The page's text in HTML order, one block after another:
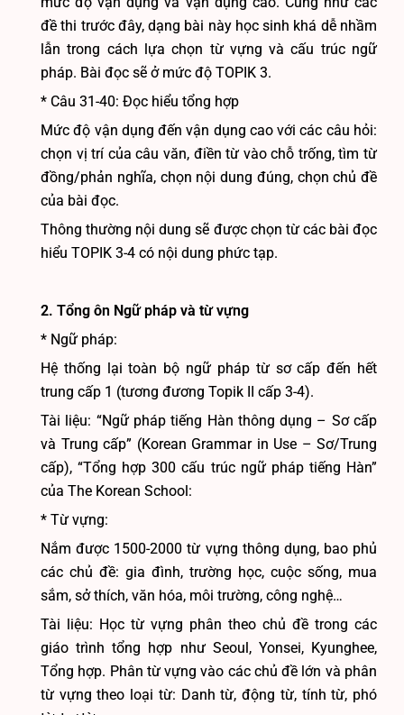
đề thi trước đây, dạng bài này học sinh khá dễ nhầm
lẫn trong cách lựa chọn từ vựng và cấu trúc ngữ
pháp. Bài đọc sẽ ở mức độ TOPIK 3.
* Câu 31-40: Đọc hiểu tổng hợp
Mức độ vận dụng đến vận dụng cao với các câu hỏi:
chọn vị trí của câu văn, điền từ vào chỗ trống, tìm từ
đồng/phản nghĩa, chọn nội dung đúng, chọn chủ đề
của bài đọc.
Thông thường nội dung sẽ được chọn từ các bài đọc
hiểu TOPIK 3-4 có nội dung phức tạp.
2. Tổng ôn Ngữ pháp và từ vựng
* Ngữ pháp:
Hệ thống lại toàn bộ ngữ pháp từ sơ cấp đến hết
trung cấp 1 (tương đương Topik II cấp 3-4).
Tài liệu: “Ngữ pháp tiếng Hàn thông dụng – Sơ cấp
và Trung cấp” (Korean Grammar in Use – Sơ/Trung
cấp), “Tổng hợp 300 cấu trúc ngữ pháp tiếng Hàn”
của The Korean School:
* Từ vựng:
Nắm được 1500-2000 từ vựng thông dụng, bao phủ
các chủ đề: gia đình, trường học, cuộc sống, mua
sắm, sở thích, văn hóa, môi trường, công nghệ…
Tài liệu: Học từ vựng phân theo chủ đề trong các
giáo trình tổng hợp như Seoul, Yonsei, Kyunghee,
Tổng hợp. Phân từ vựng vào các chủ đề lớn và phân
từ vựng theo loại từ: Danh từ, động từ, tính từ, phó